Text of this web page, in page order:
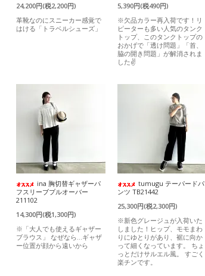
24,200円(税2,200円)
革靴なのにスニーカー感覚で
はける「トラベルシューズ」
5,390円(税490円)
※欠品カラー再入荷です！リ
ピーターも多い人気のタンク
トップ、このタンクトップの
おかげで「透け問題」「首、
脇の開き問題」が解消されま
した✌️
ina 胸切替ギャザーパ
フスリーブプルオーバー
211102
14,300円(税1,300円)
※「大人でも使えるギャザー
ブラウス」 なぜなら…ギャザ
ー位置が顔から遠いから
tumugu テーパードパ
ンツ TB21442
25,300円(税2,300円)
※新色グレージュが入荷いた
しました！ヒップ、モモまわ
りにゆとりがあり、裾に向か
って細くなっています。 ちょ
っとだけサルエル風。 すごく
楽チンです。